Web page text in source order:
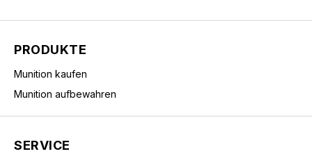
PRODUKTE
Munition kaufen
Munition aufbewahren
SERVICE